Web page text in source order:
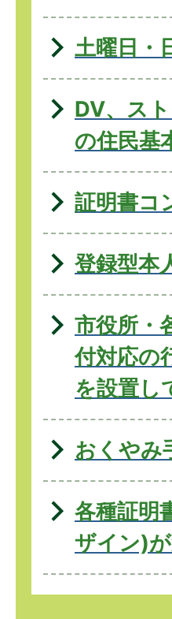
土曜日・
DV、ス
の住⺠基
証明書コ
登録型本
市役所・
付対応の
を設置し
おくやみ
各種証明
ザイン)